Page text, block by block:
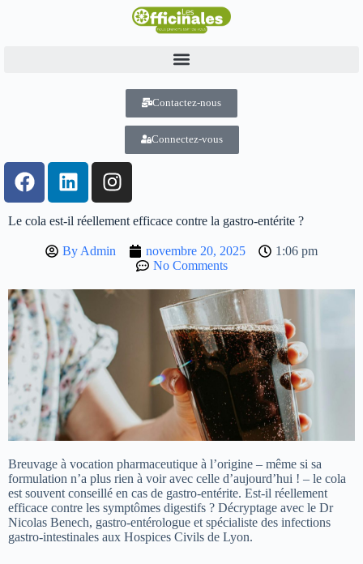
Contactez-nous
Connectez-vous
Le cola est-il réellement efficace contre la gastro-entérite ?
By Admin novembre 20, 2025
1:06 pm
No Comments
Breuvage à vocation pharmaceutique à l’origine – même si sa
formulation n’a plus rien à voir avec celle d’aujourd’hui ! – le cola
est souvent conseillé en cas de gastro-entérite. Est-il réellement
efficace contre les symptômes digestifs ? Décryptage avec le Dr
Nicolas Benech, gastro-entérologue et spécialiste des infections
gastro-intestinales aux Hospices Civils de Lyon.